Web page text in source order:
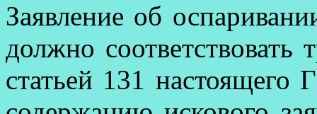
Заявление об
должно
статьей 131